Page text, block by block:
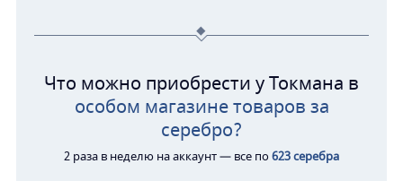
Что можно приобрести у Токмана в
особом магазине товаров за
серебро?
2 раза в неделю на аккаунт — все по623 серебра